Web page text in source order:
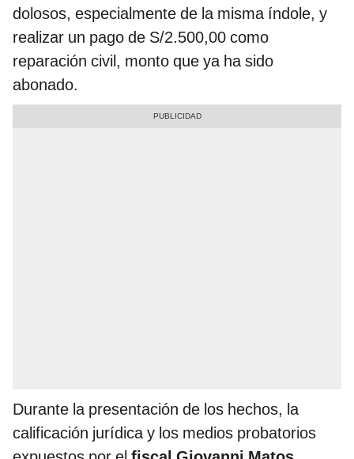
dolosos, especialmente de la misma índole, y
realizar un pago de S/2.500,00 como
reparación civil, monto que ya ha sido
abonado.
Durante la presentación de los hechos, la
calificación jurídica y los medios probatorios